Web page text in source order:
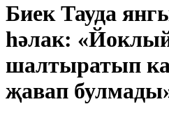
Биек Тауда
һәлак:
шалтыратып
җавап